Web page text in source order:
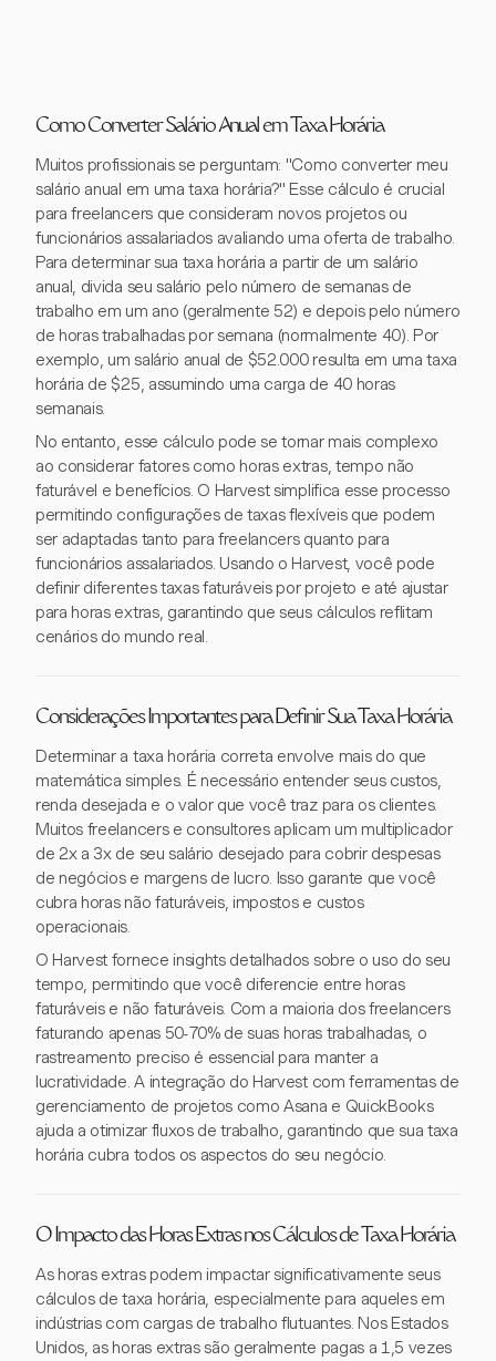
Como Converter Salário Anual em Taxa Horária
Muitos profissionais se perguntam: "Como converter meu
salário anual em uma taxa horária?" Esse cálculo é crucial
para freelancers que consideram novos projetos ou
funcionários assalariados avaliando uma oferta de trabalho.
Para determinar sua taxa horária a partir de um salário
anual, divida seu salário pelo número de semanas de
trabalho em um ano (geralmente 52) e depois pelo número
de horas trabalhadas por semana (normalmente 40). Por
exemplo, um salário anual de $52.000 resulta em uma taxa
horária de $25, assumindo uma carga de 40 horas
semanais.
No entanto, esse cálculo pode se tornar mais complexo
ao considerar fatores como horas extras, tempo não
faturável e benefícios. O Harvest simplifica esse processo
permitindo configurações de taxas flexíveis que podem
ser adaptadas tanto para freelancers quanto para
funcionários assalariados. Usando o Harvest, você pode
definir diferentes taxas faturáveis por projeto e até ajustar
para horas extras, garantindo que seus cálculos reflitam
cenários do mundo real.
Considerações Importantes para Definir Sua Taxa Horária
Determinar a taxa horária correta envolve mais do que
matemática simples. É necessário entender seus custos,
renda desejada e o valor que você traz para os clientes.
Muitos freelancers e consultores aplicam um multiplicador
de 2x a 3x de seu salário desejado para cobrir despesas
de negócios e margens de lucro. Isso garante que você
cubra horas não faturáveis, impostos e custos
operacionais.
O Harvest fornece insights detalhados sobre o uso do seu
tempo, permitindo que você diferencie entre horas
faturáveis e não faturáveis. Com a maioria dos freelancers
faturando apenas 50-70% de suas horas trabalhadas, o
rastreamento preciso é essencial para manter a
lucratividade. A integração do Harvest com ferramentas de
gerenciamento de projetos como Asana e QuickBooks
ajuda a otimizar fluxos de trabalho, garantindo que sua taxa
horária cubra todos os aspectos do seu negócio.
O Impacto das Horas Extras nos Cálculos de Taxa Horária
As horas extras podem impactar significativamente seus
cálculos de taxa horária, especialmente para aqueles em
indústrias com cargas de trabalho flutuantes. Nos Estados
Unidos, as horas extras são geralmente pagas a 1,5 vezes